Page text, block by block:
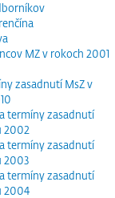
MZ v rokoch 2001
zasadnutí MsZ v
termíny zasadnutí
2002
termíny zasadnutí
2003
termíny zasadnutí
2004